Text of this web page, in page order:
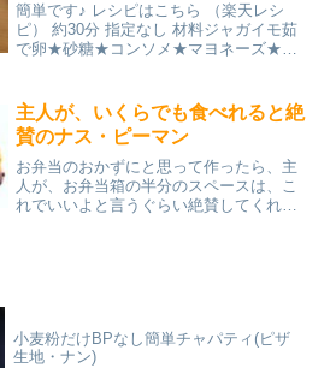
簡単です♪ レシピはこちら （楽天レシ
ピ） 約30分 指定なし 材料ジャガイモ茹
で卵★砂糖★コンソメ★マヨネーズ★き
主人が、いくらでも食べれると絶
賛のナス・ピーマン
お弁当のおかずにと思って作ったら、主
人が、お弁当箱の半分のスペースは、こ
れでいいよと言うぐらい絶賛してくれた
小麦粉だけBPなし簡単チャパティ(ピザ
生地・ナン)